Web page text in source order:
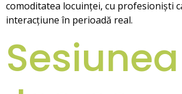
comoditatea locuinței, cu profesioniști
interacțiune în perioadă real.